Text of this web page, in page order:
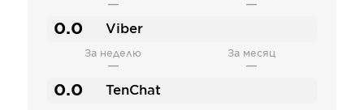
— —
0.0 Viber
За неделю
—
За месяц
—
0.0 TenChat